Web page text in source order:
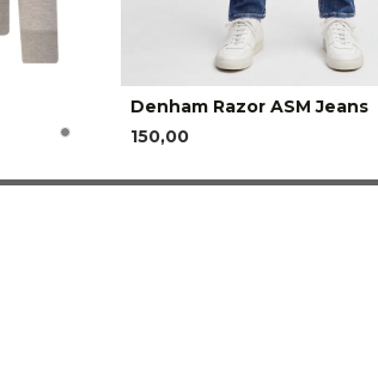
Denham Razor ASM Jeans
150,00